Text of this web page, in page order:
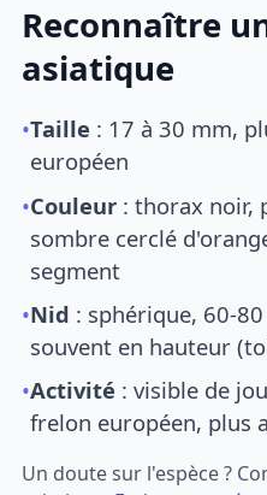
Reconnaître
asiatique
•Taille : 17 à 30 mm,
européen
•Couleur : thorax noir,
sombre cerclé
segment
•Nid : sphérique, 60-
souvent en hauteur
•Activité : visible de
frelon européen, plus
Un doute sur l'espèce ?